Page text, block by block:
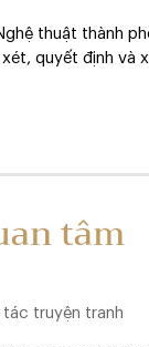
thuật thành
quyết định và
tâm
truyện tranh